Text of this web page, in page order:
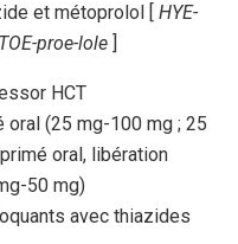
et métoprolol [ HYE-
proe-lole ]
HCT
(25 mg-100 mg ; 25
oral, libération
50 mg)
avec thiazides